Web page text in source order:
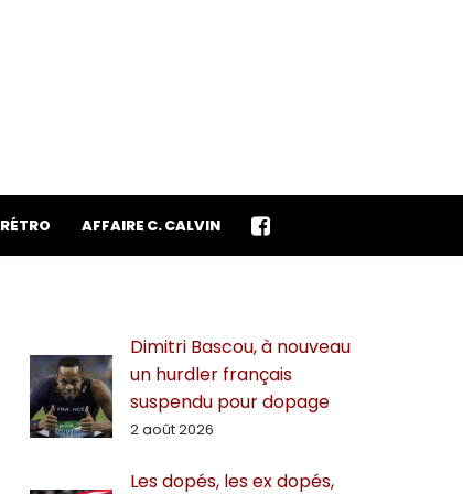
RÉTRO AFFAIRE C. CALVIN
Dimitri Bascou, à nouveau
un hurdler français
suspendu pour dopage
2 août 2026
Les dopés, les ex dopés,